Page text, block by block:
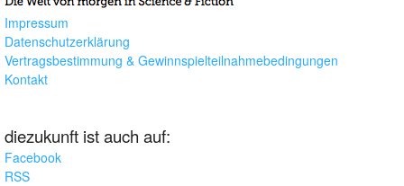
Impressum
Datenschutzerklärung
Vertragsbestimmung & Gewinnspielteilnahmebedingungen
Kontakt
diezukunft ist auch auf:
Facebook
RSS